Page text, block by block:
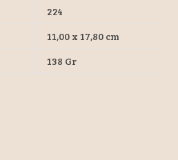
224
11,00 x 17,80 cm
138 Gr